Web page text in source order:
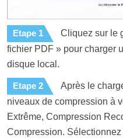
Etape 1
Cliquez sur le
fichier PDF » pour charger
disque local.
Etape 2
Après le
niveaux de compression à
Extrême, Compression
Compression.